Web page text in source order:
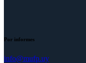
Por informes
info@mufp.uy